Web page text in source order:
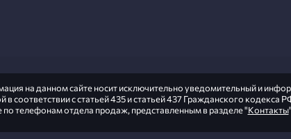
на данном сайте носит исключительно уведомительный и
соответствии с статьей 435 и статьей 437 Гражданского кодекса
по телефонам отдела продаж, представленным в разделе "Контакты